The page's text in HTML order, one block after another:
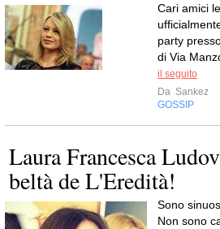
Cari amici
party
di Via
il seguito
Da Sankez
GOSSIP
Laura Francesca
beltà de L'Eredità!
Sono
Non sono